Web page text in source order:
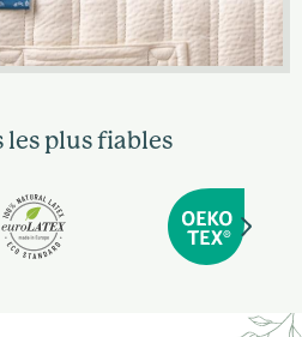
les plus fiables